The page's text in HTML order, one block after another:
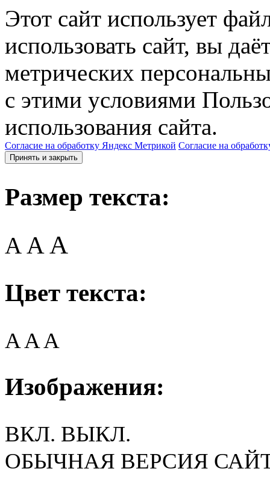
Этот сайт использует
использовать сайт, вы
метрических
с этими условиями
использования сайта.
Согласие на обработку Яндекс Метрикой Согласие на
Принять и закрыть
Размер текста:
A AA
Цвет текста:
AAA
Изображения:
ВКЛ. ВЫКЛ.
ОБЫЧНАЯ ВЕРСИЯ